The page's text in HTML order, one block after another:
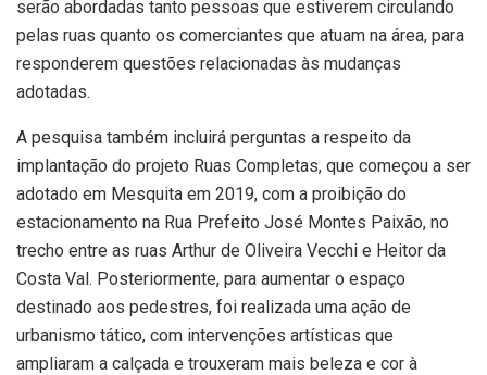
serão abordadas tanto pessoas que estiverem circulando
pelas ruas quanto os comerciantes que atuam na área, para
responderem questões relacionadas às mudanças
adotadas.
A pesquisa também incluirá perguntas a respeito da
implantação do projeto Ruas Completas, que começou a ser
adotado em Mesquita em 2019, com a proibição do
estacionamento na Rua Prefeito José Montes Paixão, no
trecho entre as ruas Arthur de Oliveira Vecchi e Heitor da
Costa Val. Posteriormente, para aumentar o espaço
destinado aos pedestres, foi realizada uma ação de
urbanismo tático, com intervenções artísticas que
ampliaram a calçada e trouxeram mais beleza e cor à